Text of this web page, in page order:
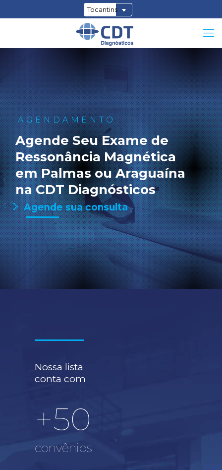
AGENDAMENTO
Agende Seu Exame de
Ressonância Magnética
em Palmas ou Araguaína
na CDT Diagnósticos
Agende sua consulta
Nossa lista
conta com
+50
convênios